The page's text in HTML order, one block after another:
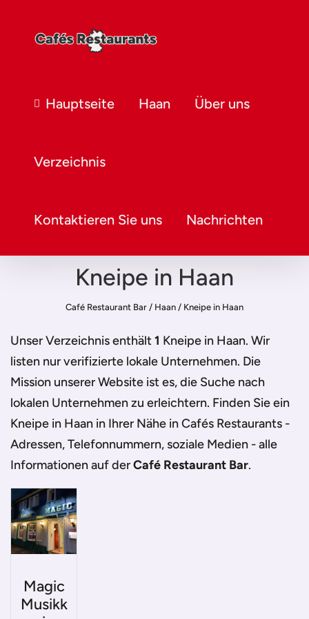
Hauptseite Haan Über uns
Verzeichnis
Kontaktieren Sie uns Nachrichten
Kneipe in Haan
Café Restaurant Bar / Haan / Kneipe in Haan
Unser Verzeichnis enthält1 Kneipe in Haan. Wir
listen nur verifizierte lokale Unternehmen. Die
Mission unserer Website ist es, die Suche nach
lokalen Unternehmen zu erleichtern. Finden Sie ein
Kneipe in Haan in Ihrer Nähe in Cafés Restaurants -
Adressen, Telefonnummern, soziale Medien - alle
Informationen auf derCafé Restaurant Bar.
Magic
Musikk